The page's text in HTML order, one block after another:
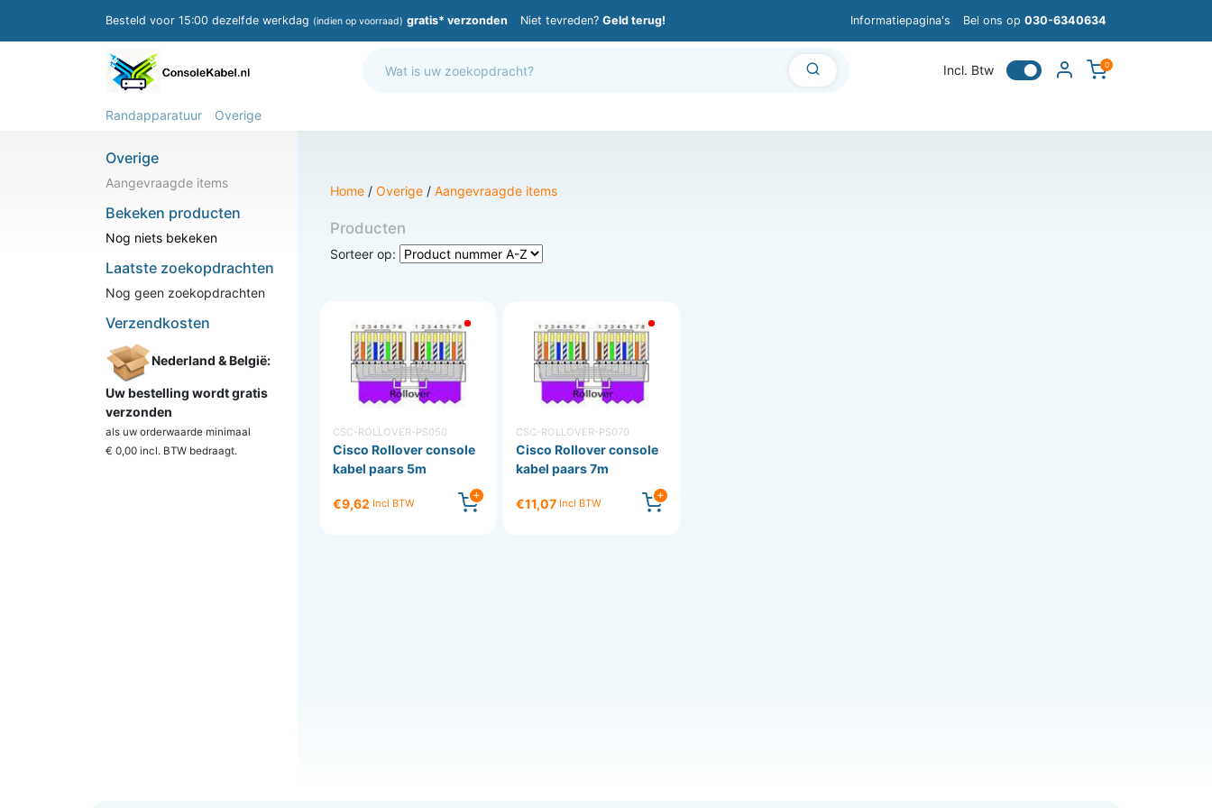
Besteld voor 15:00 dezelfde werkdag (indien op voorraad) gratis* verzonden Niet tevreden? Geld terug! Informatiepagina's Bel ons op 030-6340634
Incl. Btw 0
Randapparatuur Overige
Overige
Aangevraagde items
Bekeken producten
Nog niets bekeken
Laatste zoekopdrachten
Nog geen zoekopdrachten
Verzendkosten
Nederland & België:
Uw bestelling wordt gratis
verzonden
als uw orderwaarde minimaal
€ 0,00 incl. BTW bedraagt.
Home / Overige / Aangevraagde items
Producten
Sorteer op:
CSC-ROLLOVER-PS050
Cisco Rollover console
kabel paars 5m
€9,62 Incl BTW
CSC-ROLLOVER-PS070
Cisco Rollover console
kabel paars 7m
€11,07 Incl BTW